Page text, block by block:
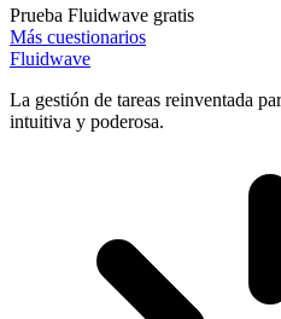
Prueba Fluidwave gratis
Más cuestionarios
Fluidwave
La gestión de tareas reinventada
intuitiva y poderosa.